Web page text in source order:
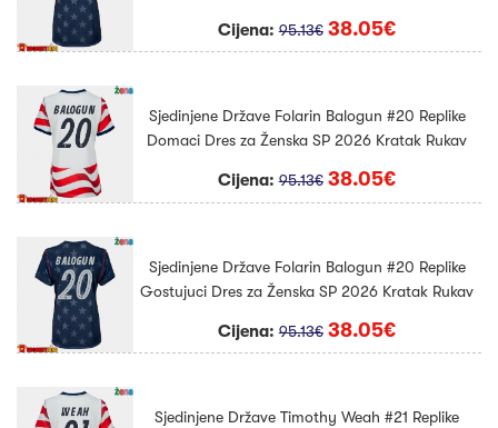
Cijena:95.13€ 38.05€
Sjedinjene Države Folarin Balogun #20 Replike
Domaci Dres za Ženska SP 2026 Kratak Rukav
Cijena:95.13€ 38.05€
Sjedinjene Države Folarin Balogun #20 Replike
Gostujuci Dres za Ženska SP 2026 Kratak Rukav
Cijena:95.13€ 38.05€
Sjedinjene Države Timothy Weah #21 Replike